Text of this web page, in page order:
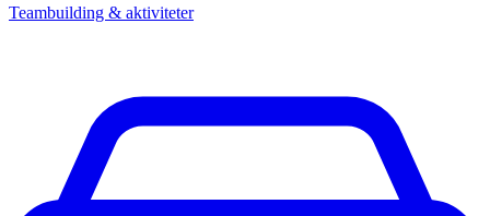
Teambuilding & aktiviteter